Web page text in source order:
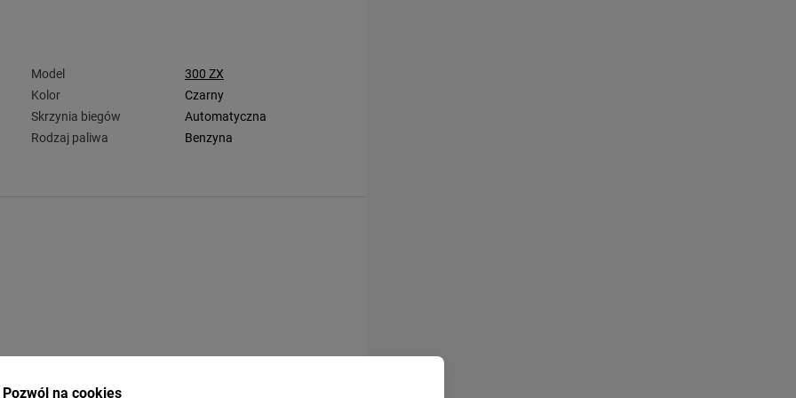
Model
300 ZX
Kolor
Czarny
Skrzynia biegów
Automatyczna
Rodzaj paliwa
Benzyna
Pozwól na cookies